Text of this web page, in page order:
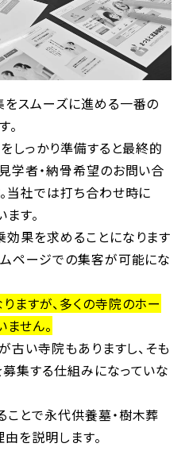
スムーズに進める一番の
。
しっかり準備すると最終的
学者・納骨希望のお問い合
当社では打ち合わせ時に
す。
果を求めることになります
ページでの集客が可能にな
ますが、多くの寺院のホー
せん。
古い寺院もありますし、そも
集する仕組みになっていな
とで永代供養墓・樹木葬
を説明します。